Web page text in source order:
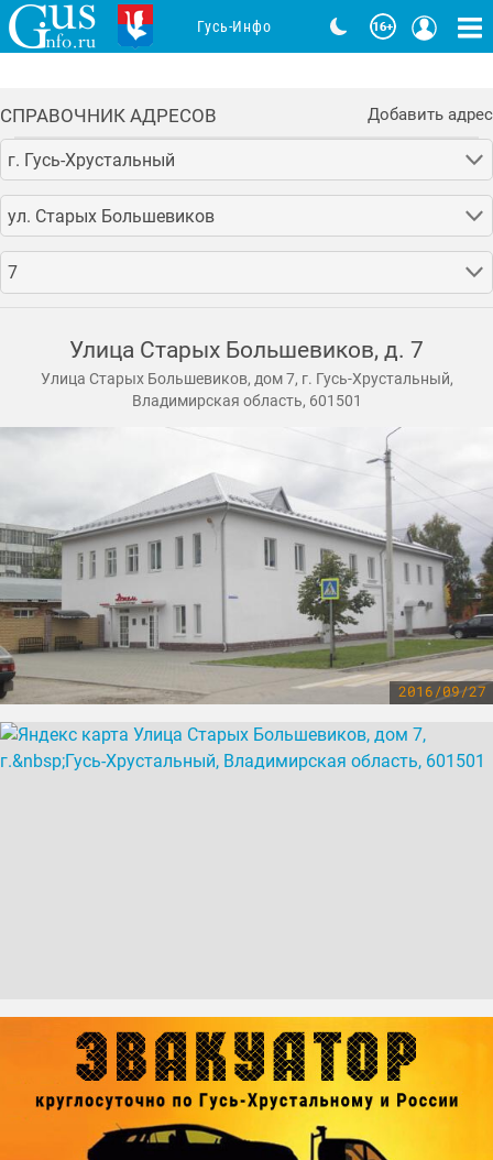
СПРАВОЧНИК АДРЕСОВ Добавить адрес
г. Гусь-Хрустальный
ул. Старых Большевиков
7
Улица Старых Большевиков, д. 7
Улица Старых Большевиков, дом 7, г. Гусь-Хрустальный,
Владимирская область, 601501
2016/09/27
Гусь-Инфо